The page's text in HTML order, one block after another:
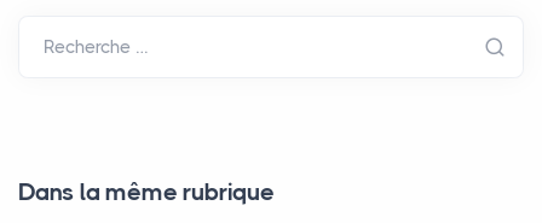
Recherche …
Dans la même rubrique